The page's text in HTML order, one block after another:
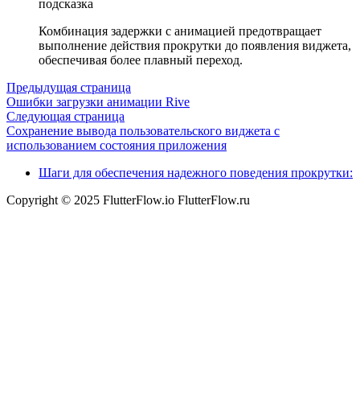
подсказка
Комбинация задержки с анимацией предотвращает
выполнение действия прокрутки до появления виджета,
обеспечивая более плавный переход.
Предыдущая страница
Ошибки загрузки анимации Rive
Следующая страница
Сохранение вывода пользовательского виджета с
использованием состояния приложения
Шаги для обеспечения надежного поведения прокрутки:
Copyright © 2025 FlutterFlow.io FlutterFlow.ru